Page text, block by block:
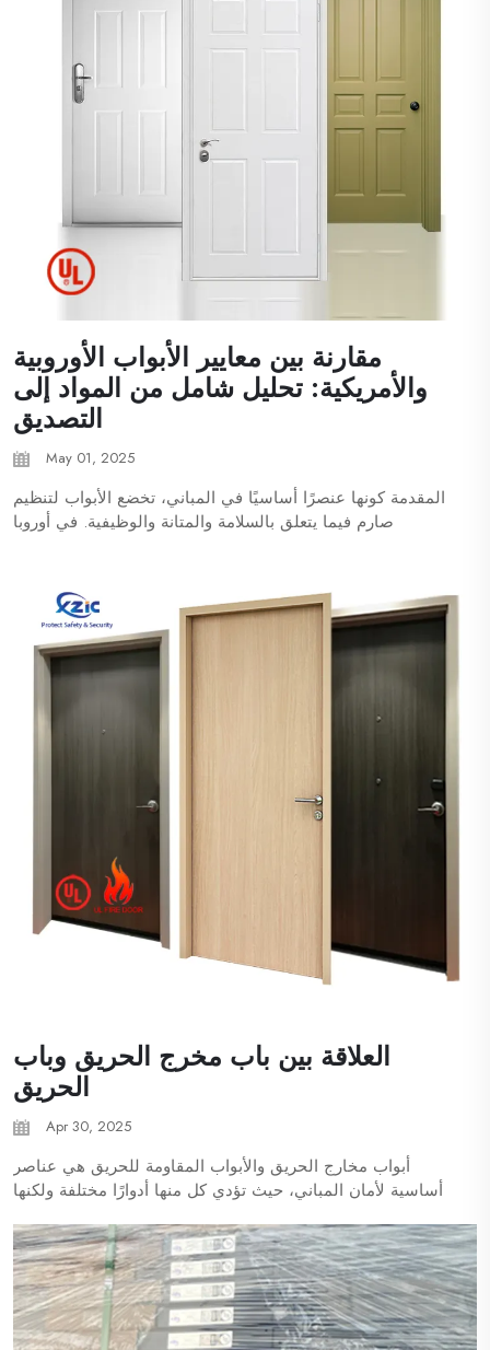
مقارنة بين معايير الأبواب الأوروبية
والأمريكية: تحليل شامل من المواد إلى
التصديق
May 01, 2025
المقدمة كونها عنصرًا أساسيًا في المباني، تخضع الأبواب لتنظيم
صارم فيما يتعلق بالسلامة والمتانة والوظيفية. في أوروبا
العلاقة بين باب مخرج الحريق وباب
الحريق
Apr 30, 2025
أبواب مخارج الحريق والأبواب المقاومة للحريق هي عناصر
أساسية لأمان المباني، حيث تؤدي كل منها أدوارًا مختلفة ولكنها
والعلاقات بينهما يضمن الامتثال للمعايير الأمنية...